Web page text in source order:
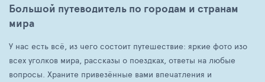
Большой путеводитель по городам и странам
мира
У нас есть всё, из чего состоит путешествие: яркие фото изо
всех уголков мира, рассказы о поездках, ответы на любые
вопросы. Храните привезённые вами впечатления и